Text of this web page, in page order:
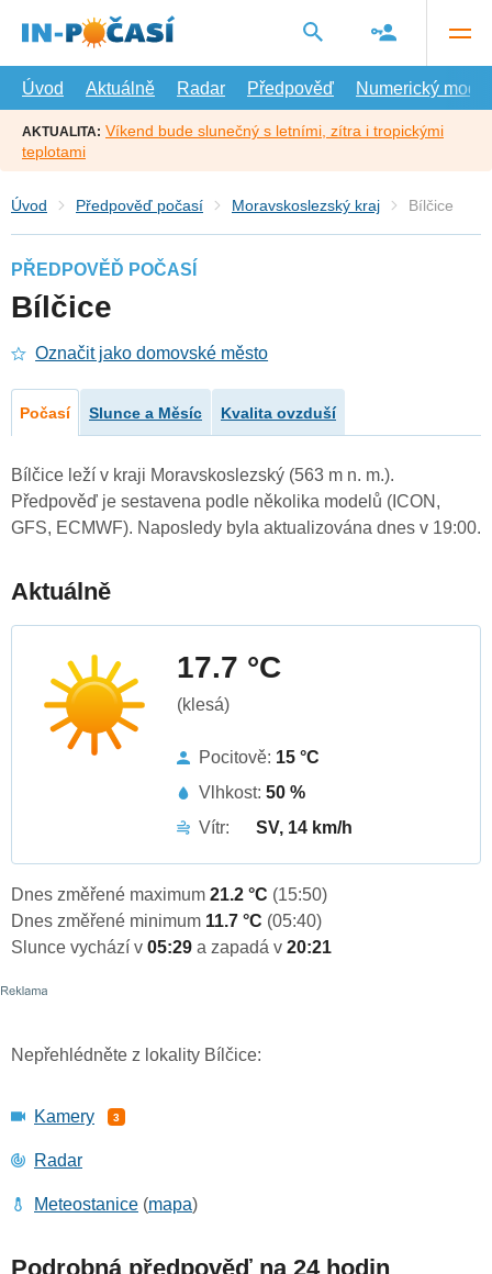
hlavní
Úvod
Aktuálně Radar Předpověď Numerický model
AKTUALITA: Víkend bude slunečný s letními, zítra i tropickými
teplotami
Úvod Předpověď počasí Moravskoslezský kraj Bílčice
PŘEDPOVĚĎ POČASÍ
Bílčice
Označit jako domovské město
Počasí Slunce a Měsíc Kvalita ovzduší
Bílčice leží v kraji Moravskoslezský (563 m n. m.).
Předpověď je sestavena podle několika modelů (ICON,
GFS, ECMWF). Naposledy byla aktualizována dnes v 19:00.
Aktuálně
17.7 °C
(klesá)
Pocitově: 15 °C
Vlhkost: 50 %
Vítr:
SV, 14 km/h
Dnes změřené maximum 21.2 °C (15:50)
Dnes změřené minimum 11.7 °C (05:40)
Slunce vychází v 05:29 a zapadá v 20:21
Nepřehlédněte z lokality Bílčice:
Kamery 3
Radar
Meteostanice (mapa)
Podrobná předpověď na 24 hodin